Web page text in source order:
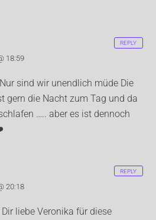
18:59
sind wir unendlich müde Die
gern die Nacht zum Tag und da
….. aber es ist dennoch
REPLY
20:18
liebe Veronika für diese
REPLY